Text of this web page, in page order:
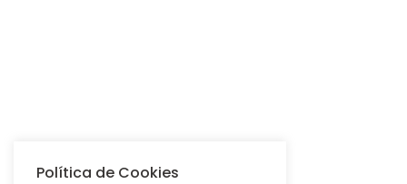
Política de Cookies